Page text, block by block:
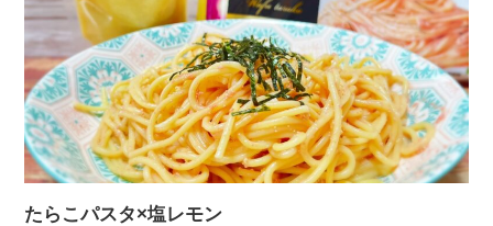
たらこパスタ×塩レモン